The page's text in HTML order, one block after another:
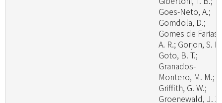
Goes-Neto, A.;
Gomdola, D.;
Gomes de Farias,
A. R.; Gorjon, S.
Goto, B. T.;
Granados-
Montero, M. M.;
Griffith, G. W.;
Groenewald, J.